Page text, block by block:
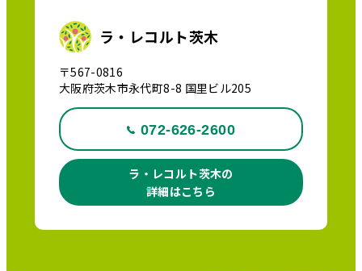
ラ・レコルト茨木
〒567-0816
大阪府茨木市永代町8-8 国里ビル205
072-626-2600
ラ・レコルト茨木の
詳細はこちら